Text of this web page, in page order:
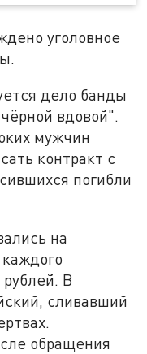
уголовное
дело банды
вдовой".
мужчин
контракт с
погибли
на
В
сливавший
обращения